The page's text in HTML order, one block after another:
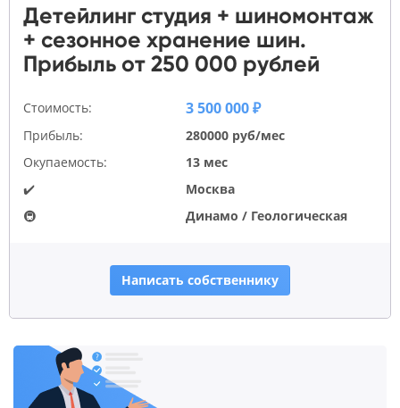
Детейлинг студия + шиномонтаж
+ сезонное хранение шин.
Прибыль от 250 000 рублей
Стоимость: 3 500 000 ₽
Прибыль:
280000 руб/мес
Окупаемость:
13 мес
✔️
Москва
🚇
Динамо / Геологическая
Написать собственнику